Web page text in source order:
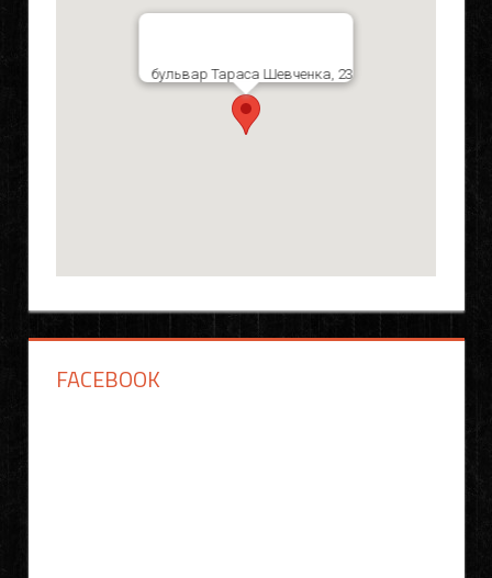
бульвар Тараса Шевченка, 23
FACEBOOK